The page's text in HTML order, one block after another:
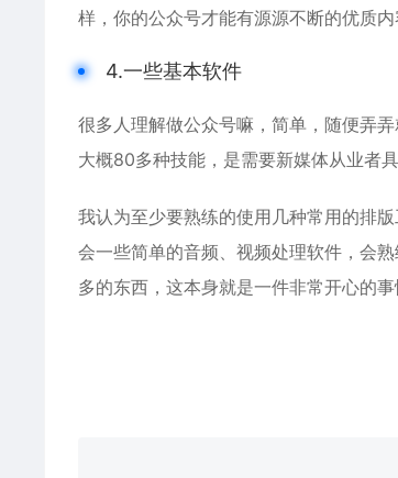
样，你的公众号才能有源源不断的优质
4.一些基本软件
很多人理解做公众号嘛，简单，随便弄
大概80多种技能，是需要新媒体从业者
我认为至少要熟练的使用几种常用的排
会一些简单的音频、视频处理软件，会
多的东西，这本身就是一件非常开心的事